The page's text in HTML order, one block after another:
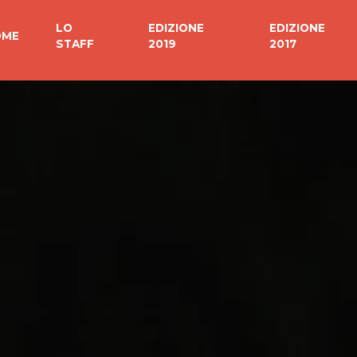
LO
STAFF
EDIZIONE
2019
EDIZIONE
2017